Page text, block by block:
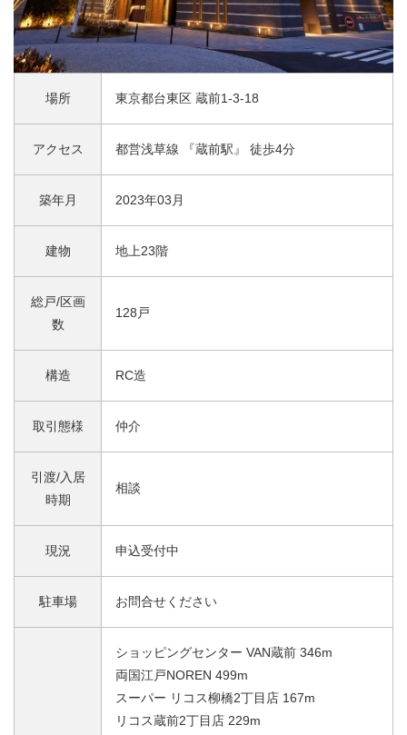
場所 東京都台東区 蔵前1-3-18
アクセス 都営浅草線 『蔵前駅』 徒歩4分
築年月 2023年03月
建物 地上23階
総戸/区画
数
128戸
構造 RC造
取引態様 仲介
引渡/入居
時期
相談
現況 申込受付中
駐車場 お問合せください
ショッピングセンター VAN蔵前 346m
両国江戸NOREN 499m
スーパー リコス柳橋2丁目店 167m
リコス蔵前2丁目店 229m